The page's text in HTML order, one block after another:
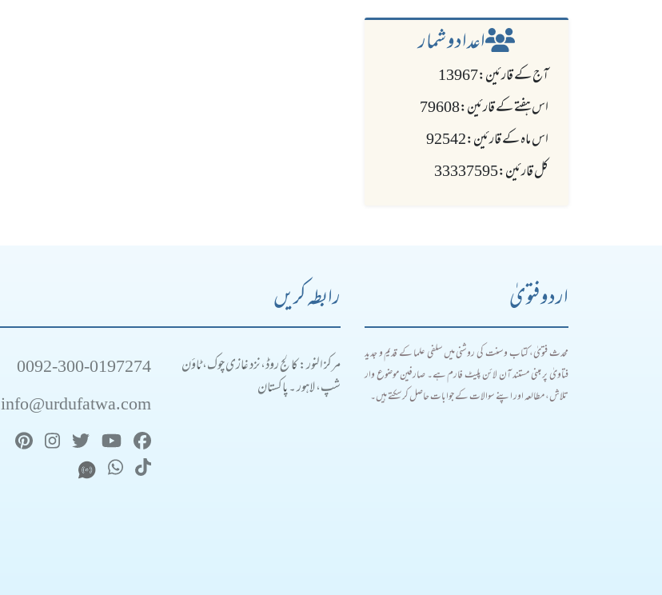
اعدادو شمار
آج کے قارئین:13967
اس ہفتے کے قارئین:79608
اس ماہ کے قارئین:92542
کل قارئین:33337595
اردو فتویٰ
محدث فتویٰ، کتاب و سنت کی روشنی میں سلفی علما کے قدیم و جدید
فتاویٰ پر مبنی مستند آن لائن پلیٹ فارم ہے۔ صارفین موضوع وار
تلاش، مطالعہ اور اپنے سوالات کے جوابات حاصل کر سکتے ہیں۔
رابطہ کریں
مرکز النور: کالج روڈ، نزد غازی چوک، ٹاؤن
شپ، لاہور ۔ پاکستان
0092-300-0197274
info@urdufatwa.com